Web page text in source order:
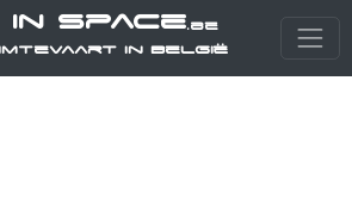
Space.be
in België